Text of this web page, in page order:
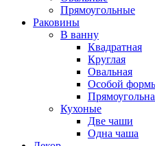
Прямоугольные
Раковины
В ванну
Квадратная
Круглая
Овальная
Особой
Кухоные
Две чаши
Одна чаша